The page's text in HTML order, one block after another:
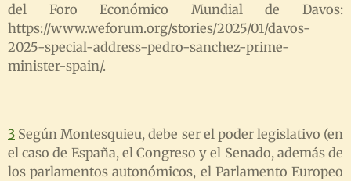
del Foro Económico Mundial de Davos:
https://www.weforum.org/stories/2025/01/davos-
2025-special-address-pedro-sanchez-prime-
minister-spain/.
3 Según Montesquieu, debe ser el poder legislativo (en
el caso de España, el Congreso y el Senado, además de
los parlamentos autonómicos, el Parlamento Europeo